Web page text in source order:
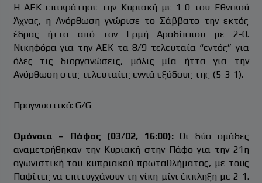
Η ΑΕΚ επικράτησε την Κυριακή με 1-0 του Εθνικού
Άχνας, η Ανόρθωση γνώρισε το Σάββατο την εκτός
έδρας ήττα από τον Ερμή Αραδίππου με 2-0.
Νικηφόρα για την ΑΕΚ τα 8/9 τελευταία “εντός” για
όλες τις διοργανώσεις, μόλις μία ήττα για την
Ανόρθωση στις τελευταίες εννιά εξόδους της (5-3-1).
Προγνωστικό: G/G
Ομόνοια – Πάφος (03/02, 16:00):Οι δύο ομάδες
αναμετρήθηκαν την Κυριακή στην Πάφο για την 21η
αγωνιστική του κυπριακού πρωταθλήματος, με τους
Παφίτες να επιτυγχάνουν τη νίκη-μίνι έκπληξη με 2-1.